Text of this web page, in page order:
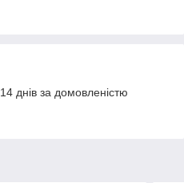
днів за домовленістю